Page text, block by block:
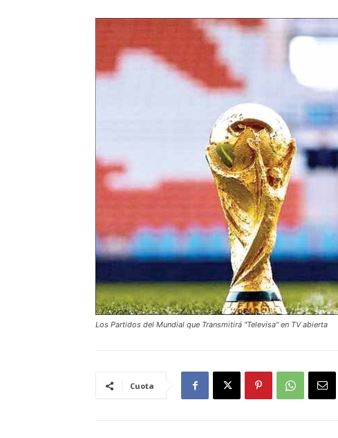
Los Partidos del Mundial que Transmitirá "Televisa" en TV abierta
Cuota